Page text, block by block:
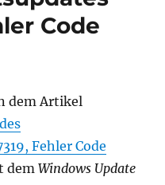
Plattenplatz
freigebenCode
dem Artikel
Fehler Code
demWindows Update